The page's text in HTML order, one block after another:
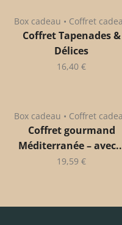
Box cadeau • Coffret
Coffret Tapenades &
Délices
16,40 €
Box cadeau • Coffret
Coffret gourmand
Méditerranée –
19,59 €